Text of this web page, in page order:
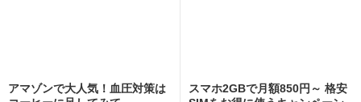
アマゾンで大人気！血圧対策は
スマホ2GBで月額850円～ 格安